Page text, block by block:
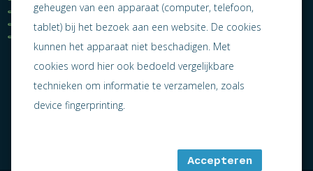
Algemene voorwaarden
Privacy statement
Jaarverslag 2025
Lid worden
Contact
geheugen van een apparaat (computer, telefoon,
tablet) bij het bezoek aan een website. De cookies
kunnen het apparaat niet beschadigen. Met
cookies word hier ook bedoeld vergelijkbare
technieken om informatie te verzamelen, zoals
device fingerprinting.
Accepteren